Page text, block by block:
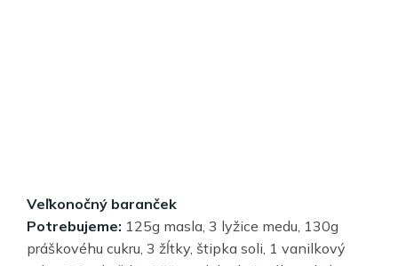
Veľkonočný baranček
Potrebujeme: 125g masla, 3 lyžice medu, 130g
práškovéhu cukru, 3 žĺtky, štipka soli, 1 vanilkový